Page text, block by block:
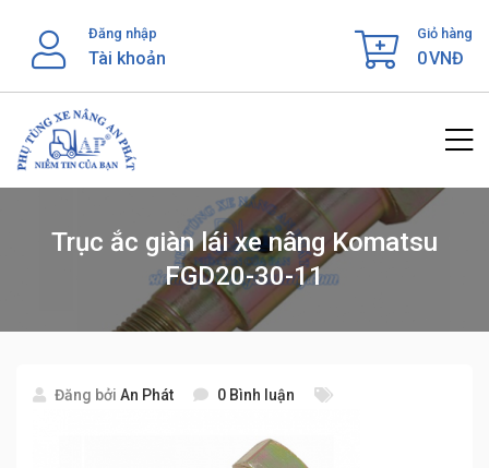
content
Đăng nhập
Tài khoản
Giỏ hàng
0VNĐ
Trục ắc giàn lái xe nâng Komatsu
FGD20-30-11
Đăng bởi An Phát 0 Bình luận